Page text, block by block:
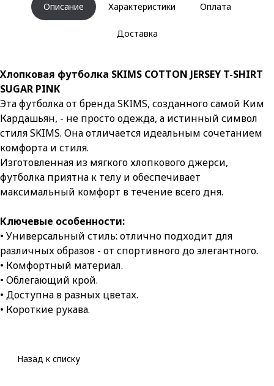
Описание Характеристики Оплата
Доставка
Хлопковая футболка SKIMS COTTON JERSEY T-SHIRT
SUGAR PINK
Эта футболка от бренда SKIMS, созданного самой Ким
Кардашьян, - не просто одежда, а истинный символ
стиля SKIMS. Она отличается идеальным сочетанием
комфорта и стиля.
Изготовленная из мягкого хлопкового джерси,
футболка приятна к телу и обеспечивает
максимальный комфорт в течение всего дня.
Ключевые особенности:
• Универсальный стиль: отлично подходит для
различных образов - от спортивного до элегантного.
• Комфортный материал.
• Облегающий крой.
• Доступна в разных цветах.
• Короткие рукава.
Назад к списку